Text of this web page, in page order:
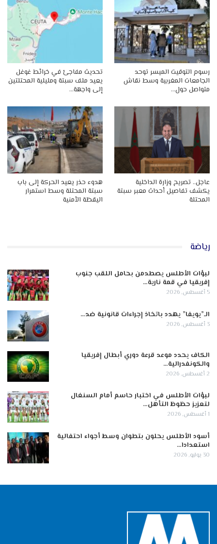
رسوم التوقيت الميسر توحد
الجامعات المغربية وسط نقاش
متواصل حول…
تحديث مفاجئ في خرائط غوغل
يعيد ملف سبتة ومليلية المحتلتين
إلى واجهة…
عاجل.. تصريح وزارة الداخلية
يكشف تفاصيل أحداث معبر سبتة
المحتلة
هدوء حذر يعيد الحركة إلى باب
سبتة المحتلة وسط استمرار
اليقظة الأمنية
رياضة
لبؤات الأطلس يصطدمن بحامل اللقب جنوب
إفريقيا في قمة نارية…
5 أغسطس, 2026
الـ”يويفا” يهدد باتخاذ إجراءات قانونية ضد…
3 أغسطس, 2026
الكاف يحدد موعد قرعة دوري أبطال إفريقيا
والكونفدرالية…
2 أغسطس, 2026
لبؤات الأطلس في اختبار حاسم أمام السنغال
لتعزيز حظوظ التأهل…
1 أغسطس, 2026
أسود الأطلس يحلون بتطوان وسط أجواء احتفالية
استعدادا…
30 يوليو, 2026